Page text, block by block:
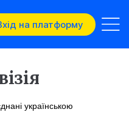
на платформу
українською